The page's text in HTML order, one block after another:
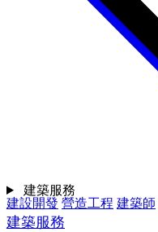
建設開發 營造工程 建築師
建築服務
建築服務